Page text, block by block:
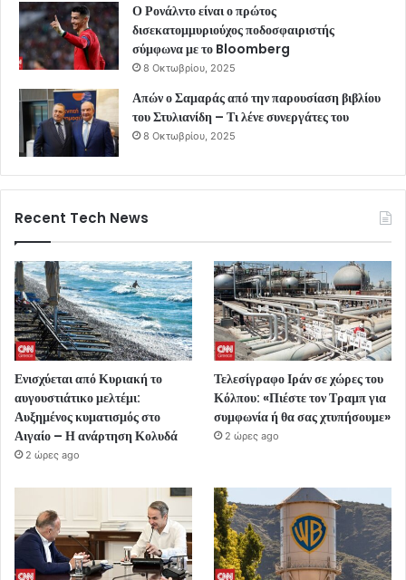
Ο Ρονάλντο είναι ο πρώτος
δισεκατομμυριούχος ποδοσφαιριστής
σύμφωνα με το Bloomberg
8 Οκτωβρίου, 2025
Απών ο Σαμαράς από την παρουσίαση βιβλίου
του Στυλιανίδη – Τι λένε συνεργάτες του
8 Οκτωβρίου, 2025
Recent Tech News
Ενισχύεται από Κυριακή το
αυγουστιάτικο μελτέμι:
Αυξημένος κυματισμός στο
Αιγαίο – Η ανάρτηση Κολυδά
2 ώρες ago
Τελεσίγραφο Ιράν σε χώρες του
Κόλπου: «Πιέστε τον Τραμπ για
συμφωνία ή θα σας χτυπήσουμε»
2 ώρες ago